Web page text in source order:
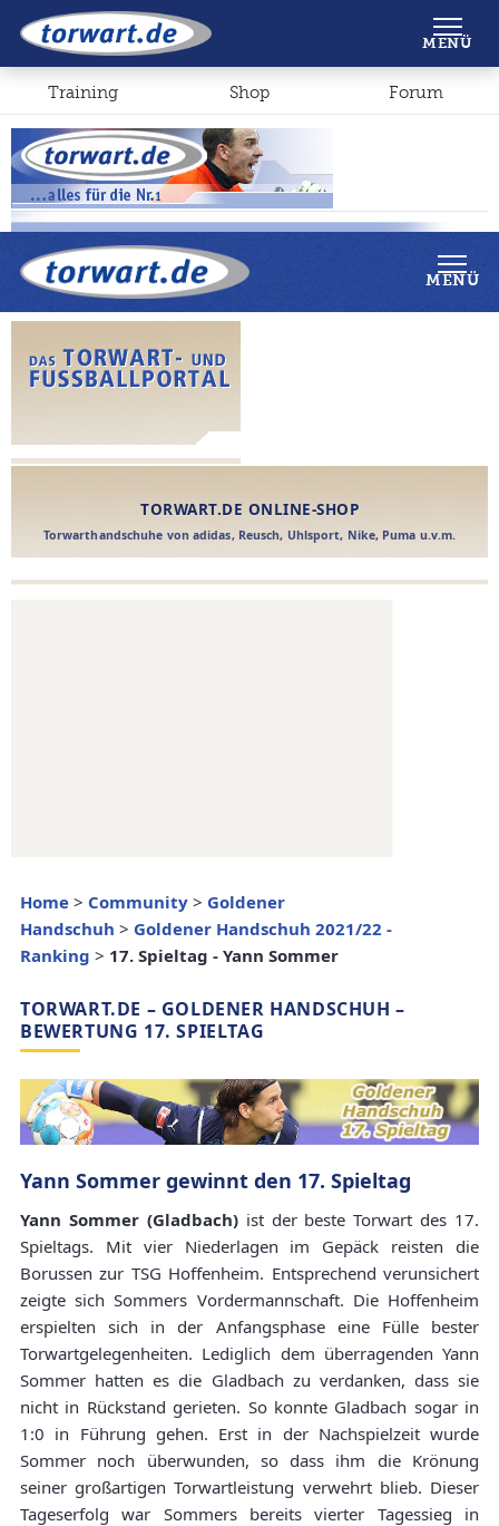
Shop Forum
MENÜ
Home > Community > Goldener
Handschuh > Goldener Handschuh 2021/22 -
Ranking > 17. Spieltag - Yann Sommer
TORWART.DE – GOLDENER HANDSCHUH –
BEWERTUNG 17. SPIELTAG
Yann Sommer gewinnt den 17. Spieltag
Yann Sommer (Gladbach)ist der beste Torwart des 17.
Spieltags. Mit vier Niederlagen im Gepäck reisten die
Borussen zur TSG Hoffenheim. Entsprechend verunsichert
zeigte sich Sommers Vordermannschaft. Die Hoffenheim
erspielten sich in der Anfangsphase eine Fülle bester
Torwartgelegenheiten. Lediglich dem überragenden Yann
Sommer hatten es die Gladbach zu verdanken, dass sie
nicht in Rückstand gerieten. So konnte Gladbach sogar in
1:0 in Führung gehen. Erst in der Nachspielzeit wurde
Sommer noch überwunden, so dass ihm die Krönung
seiner großartigen Torwartleistung verwehrt blieb. Dieser
Tageserfolg war Sommers bereits vierter Tagessieg in